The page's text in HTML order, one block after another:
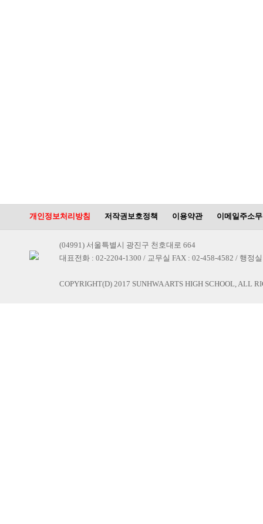
개인정보처리방침 저작권보호정책 이용약관 이메일주소
(04991) 서울특별시 광진구 천호대로 664
대표전화 : 02-2204-1300 / 교무실 FAX : 02-458-4582 / 행정
COPYRIGHT(D) 2017 SUNHWA ARTS HIGH SCHOOL, ALL